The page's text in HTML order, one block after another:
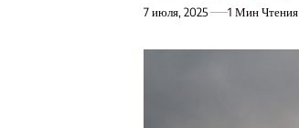
7 июля, 2025 1 Мин Чтения